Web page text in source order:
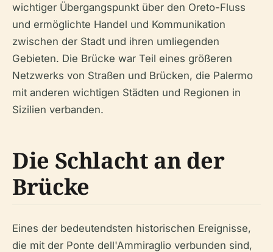
wichtiger Übergangspunkt über den Oreto-Fluss
und ermöglichte Handel und Kommunikation
zwischen der Stadt und ihren umliegenden
Gebieten. Die Brücke war Teil eines größeren
Netzwerks von Straßen und Brücken, die Palermo
mit anderen wichtigen Städten und Regionen in
Sizilien verbanden.
Die Schlacht an der
Brücke
Eines der bedeutendsten historischen Ereignisse,
die mit der Ponte dell'Ammiraglio verbunden sind,